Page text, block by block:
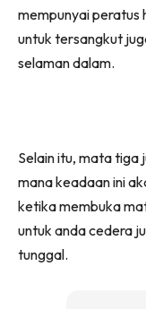
mempunyai peratus
untuk tersangkut
selaman dalam.
Selain itu, mata tiga
mana keadaan ini
ketika membuka
untuk anda cedera
tunggal.